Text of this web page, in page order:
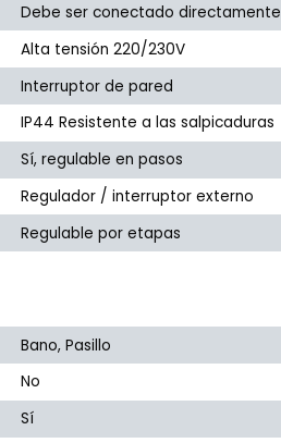
Debe ser conectado directamente
Alta tensión 220/230V
Interruptor de pared
IP44 Resistente a las salpicaduras
Sí, regulable en pasos
Regulador / interruptor externo
Regulable por etapas
Bano, Pasillo
No
Sí